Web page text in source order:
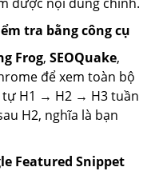
tra bằng công cụ
Frog,SEOQuake,
để xem toàn bộ
tự H1 → H2 → H3 tuần
H2, nghĩa là bạn
Featured Snippet